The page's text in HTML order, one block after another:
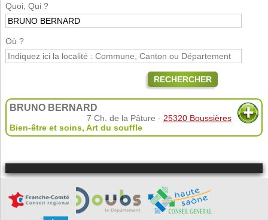
Quoi, Qui ?
Où ?
RECHERCHER
BRUNO BERNARD
7 Ch. de la Pâture - 25320 Boussières
Bien-être et soins, Art du souffle